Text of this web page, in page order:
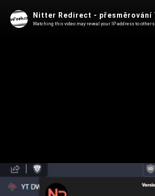
Watching this video may reveal your IP address to others.